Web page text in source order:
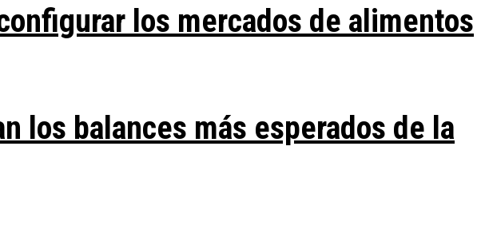
los mercados de alimentos
los balances más esperados de la